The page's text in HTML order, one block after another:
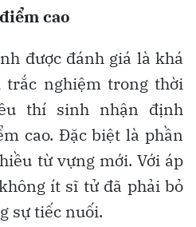
cao
được đánh giá là khá
trắc nghiệm trong thời
thí sinh nhận định
cao. Đặc biệt là phần
từ vựng mới. Với áp
ít sĩ tử đã phải bỏ
sự tiếc nuối.